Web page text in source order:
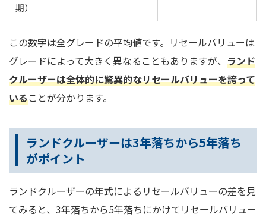
期）
この数字は全グレードの平均値です。リセールバリューは
グレードによって大きく異なることもありますが、 ランド
クルーザーは全体的に驚異的なリセールバリューを誇って
いることが分かります。
ランドクルーザーは3年落ちから5年落ち
がポイント
ランドクルーザーの年式によるリセールバリューの差を見
てみると、3年落ちから5年落ちにかけてリセールバリュー